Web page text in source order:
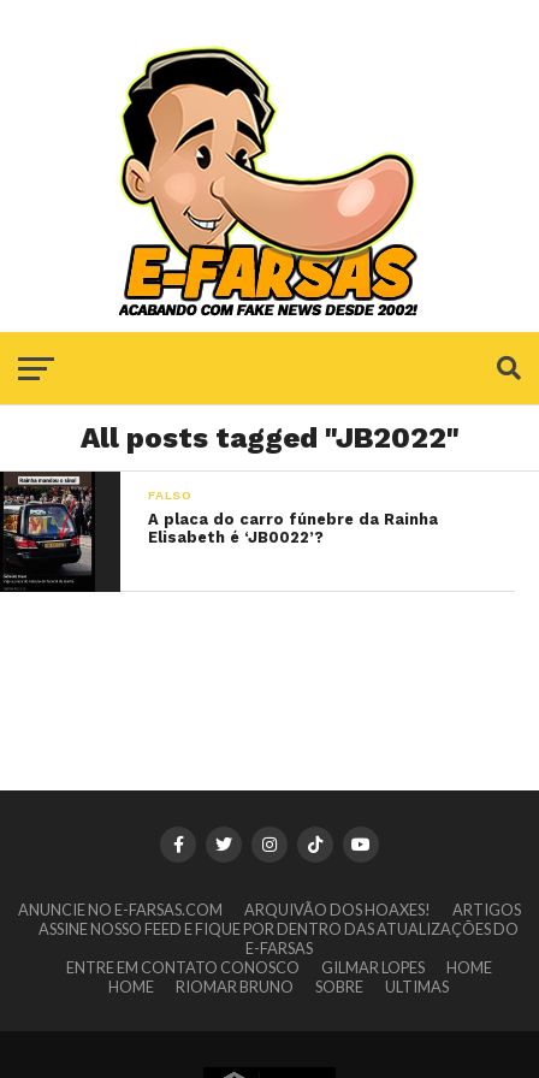
All posts tagged "JB2022"
FALSO
A placa do carro fúnebre da Rainha
Elisabeth é ‘JB0022’?
ANUNCIE NO E-FARSAS.COM ARQUIVÃO DOS HOAXES!
ARTIGOS
ASSINE NOSSO FEED E FIQUE POR DENTRO DAS ATUALIZAÇÕES DO
E-FARSAS
ENTRE EM CONTATO CONOSCO
GILMAR LOPES
HOME
HOME
RIOMAR BRUNO SOBRE ULTIMAS